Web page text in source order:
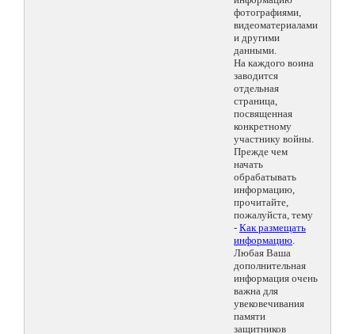
фотографиями,
видеоматериалами
и другими
данными.
На каждого воина
заводится
отдельная
страница,
посвященная
конкретному
участнику войны.
Прежде чем
начать
обрабатывать
информацию,
прочитайте,
пожалуйста, тему
- Как размещать
информацию.
Любая Ваша
дополнительная
информация очень
важна для
увековечивания
памяти
защитников